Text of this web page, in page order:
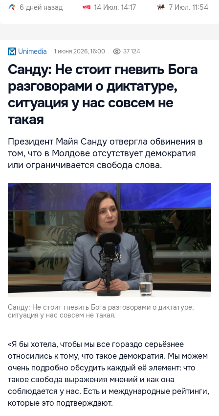
6 дней назад
14 Июл. 14:17
7 Июл. 11:54
Unimedia 1 июня 2026, 16:00 37 124
Санду: Не стоит гневить Бога
разговорами о диктатуре,
ситуация у нас совсем не
такая
Президент Майя Санду отвергла обвинения в
том, что в Молдове отсутствует демократия
или ограничивается свобода слова.
Санду: Не стоит гневить Бога разговорами о диктатуре,
ситуация у нас совсем не такая.
«Я бы хотела, чтобы мы все гораздо серьёзнее
относились к тому, что такое демократия. Мы можем
очень подробно обсудить каждый её элемент: что
такое свобода выражения мнений и как она
соблюдается у нас. Есть и международные рейтинги,
которые это подтверждают.